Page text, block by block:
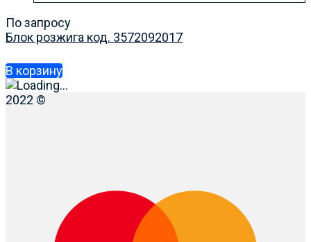
По запросу
Блок розжига код. 3572092017
В корзину
2022 ©